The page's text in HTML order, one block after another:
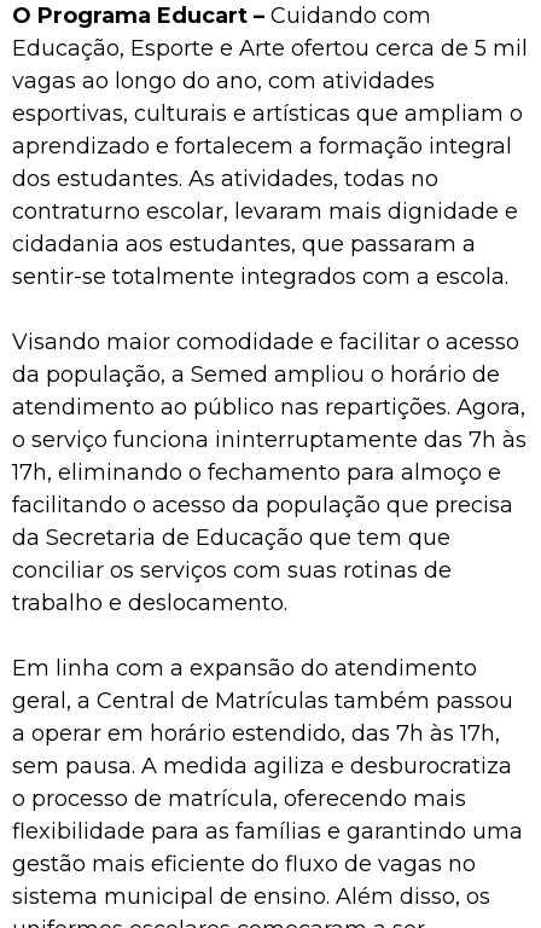
O Programa Educart – Cuidando com
Educação, Esporte e Arte ofertou cerca de 5 mil
vagas ao longo do ano, com atividades
esportivas, culturais e artísticas que ampliam o
aprendizado e fortalecem a formação integral
dos estudantes. As atividades, todas no
contraturno escolar, levaram mais dignidade e
cidadania aos estudantes, que passaram a
sentir-se totalmente integrados com a escola.
Visando maior comodidade e facilitar o acesso
da população, a Semed ampliou o horário de
atendimento ao público nas repartições. Agora,
o serviço funciona ininterruptamente das 7h às
17h, eliminando o fechamento para almoço e
facilitando o acesso da população que precisa
da Secretaria de Educação que tem que
conciliar os serviços com suas rotinas de
trabalho e deslocamento.
Em linha com a expansão do atendimento
geral, a Central de Matrículas também passou
a operar em horário estendido, das 7h às 17h,
sem pausa. A medida agiliza e desburocratiza
o processo de matrícula, oferecendo mais
flexibilidade para as famílias e garantindo uma
gestão mais eficiente do fluxo de vagas no
sistema municipal de ensino. Além disso, os